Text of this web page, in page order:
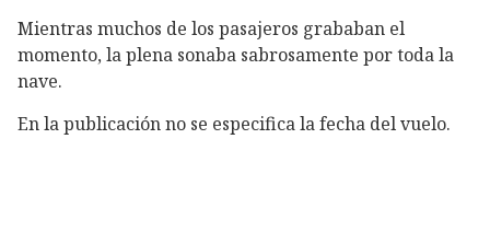
Mientras muchos de los pasajeros grababan el
momento, la plena sonaba sabrosamente por toda la
nave.
En la publicación no se especifica la fecha del vuelo.